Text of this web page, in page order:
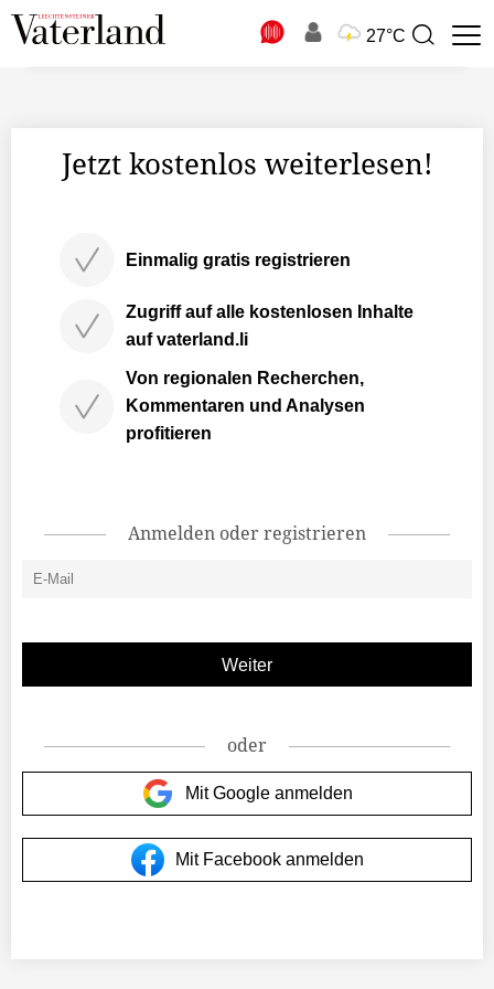
27°C
Suchbegriff
Jetzt kostenlos weiterlesen!
Einmalig gratis registrieren
Zugriff auf alle kostenlosen Inhalte
auf vaterland.li
Von regionalen Recherchen,
Kommentaren und Analysen
profitieren
Anmelden oder registrieren
oder
Mit Google anmelden
Mit Facebook anmelden